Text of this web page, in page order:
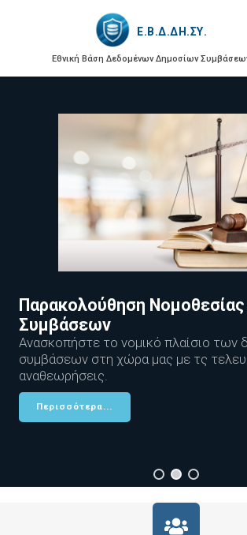
Ε.Β.Δ.ΔΗ.ΣΥ.
Εθνική Βάση Δεδομένων Δημοσίων
Παρακολούθηση
Συμβάσεων
Ανασκοπήστε το νομικό πλαίσιο των
συμβάσεων στη χώρα μας με τς
αναθεωρήσεις.
Περισσότερα...